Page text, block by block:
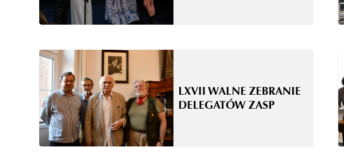
LXVII WALNE ZEBRANIE
DELEGATÓW ZASP